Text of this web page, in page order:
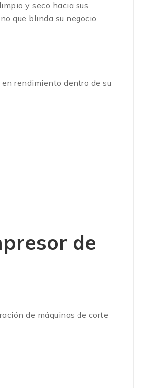
y seco hacia sus
que blinda su negocio
rendimiento dentro de su
de
de máquinas de corte